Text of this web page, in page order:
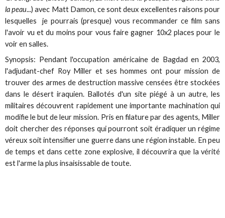
la peau...) avec Matt Damon, ce sont deux excellentes raisons pour
lesquelles je pourrais (presque) vous recommander ce film sans
l'avoir vu et du moins pour vous faire gagner 10x2 places pour le
voir en salles.
Synopsis: Pendant l'occupation américaine de Bagdad en 2003,
l'adjudant-chef Roy Miller et ses hommes ont pour mission de
trouver des armes de destruction massive censées être stockées
dans le désert iraquien. Ballotés d'un site piégé à un autre, les
militaires découvrent rapidement une importante machination qui
modifie le but de leur mission. Pris en filature par des agents, Miller
doit chercher des réponses qui pourront soit éradiquer un régime
véreux soit intensifier une guerre dans une région instable. En peu
de temps et dans cette zone explosive, il découvrira que la vérité
est l'arme la plus insaisissable de toute.